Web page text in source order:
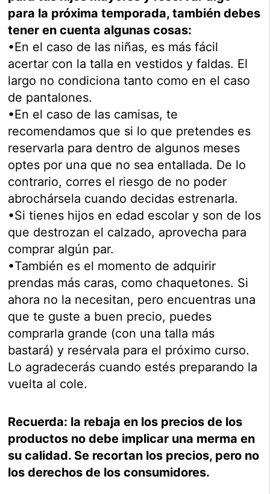
para la próxima temporada, también debes
tener en cuenta algunas cosas:
•En el caso de las niñas, es más fácil
acertar con la talla en vestidos y faldas. El
largo no condiciona tanto como en el caso
de pantalones.
•En el caso de las camisas, te
recomendamos que si lo que pretendes es
reservarla para dentro de algunos meses
optes por una que no sea entallada. De lo
contrario, corres el riesgo de no poder
abrochársela cuando decidas estrenarla.
•Si tienes hijos en edad escolar y son de los
que destrozan el calzado, aprovecha para
comprar algún par.
•También es el momento de adquirir
prendas más caras, como chaquetones. Si
ahora no la necesitan, pero encuentras una
que te guste a buen precio, puedes
comprarla grande (con una talla más
bastará) y resérvala para el próximo curso.
Lo agradecerás cuando estés preparando la
vuelta al cole.
Recuerda: la rebaja en los precios de los
productos no debe implicar una merma en
su calidad. Se recortan los precios, pero no
los derechos de los consumidores.